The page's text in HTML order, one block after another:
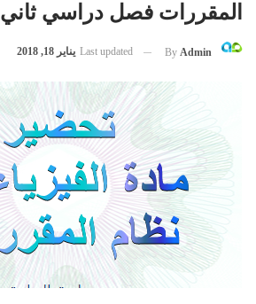
المقررات فصل دراسي ثاني
By Admin
Last updated يناير 18, 2018